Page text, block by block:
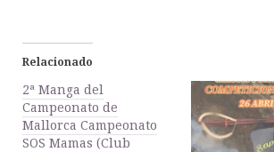
Relacionado
2ª Manga del
Campeonato de
Mallorca Campeonato
SOS Mamas (Club